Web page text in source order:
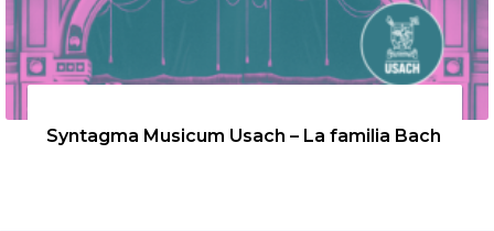
Syntagma Musicum Usach – La familia Bach